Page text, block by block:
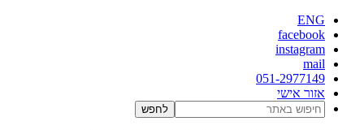
ENG
facebook
instagram
mail
051-2977149
אזור אישי